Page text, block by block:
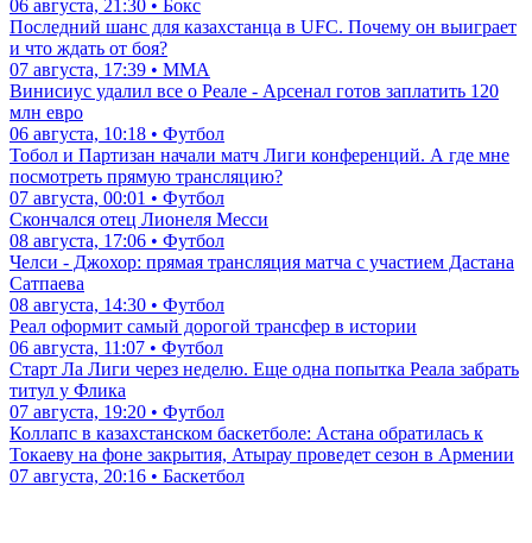
06 августа, 21:30 • Бокс
Последний шанс для казахстанца в UFC. Почему он выиграет
и что ждать от боя?
07 августа, 17:39 • ММА
Винисиус удалил все о Реале - Арсенал готов заплатить 120
млн евро
06 августа, 10:18 • Футбол
Тобол и Партизан начали матч Лиги конференций. А где мне
посмотреть прямую трансляцию?
07 августа, 00:01 • Футбол
Скончался отец Лионеля Месси
08 августа, 17:06 • Футбол
Челси - Джохор: прямая трансляция матча с участием Дастана
Сатпаева
08 августа, 14:30 • Футбол
Реал оформит самый дорогой трансфер в истории
06 августа, 11:07 • Футбол
Старт Ла Лиги через неделю. Еще одна попытка Реала забрать
титул у Флика
07 августа, 19:20 • Футбол
Коллапс в казахстанском баскетболе: Астана обратилась к
Токаеву на фоне закрытия, Атырау проведет сезон в Армении
07 августа, 20:16 • Баскетбол